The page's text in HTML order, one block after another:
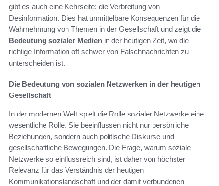
gibt es auch eine Kehrseite: die Verbreitung von
Desinformation. Dies hat unmittelbare Konsequenzen für die
Wahrnehmung von Themen in der Gesellschaft und zeigt die
Bedeutung sozialer Medien in der heutigen Zeit, wo die
richtige Information oft schwer von Falschnachrichten zu
unterscheiden ist.
Die Bedeutung von sozialen Netzwerken in der heutigen
Gesellschaft
In der modernen Welt spielt die Rolle sozialer Netzwerke eine
wesentliche Rolle. Sie beeinflussen nicht nur persönliche
Beziehungen, sondern auch politische Diskurse und
gesellschaftliche Bewegungen. Die Frage, warum soziale
Netzwerke so einflussreich sind, ist daher von höchster
Relevanz für das Verständnis der heutigen
Kommunikationslandschaft und der damit verbundenen